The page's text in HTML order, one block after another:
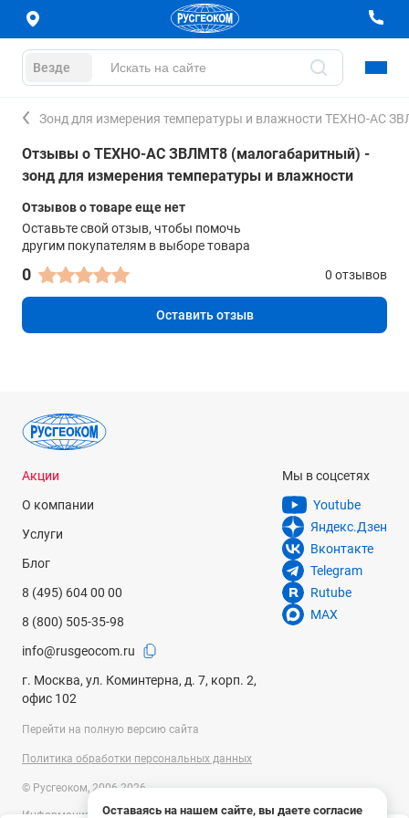
Везде
Зонд для измерения температуры и влажности ТЕХНО-АС
Отзывы о ТЕХНО-АС ЗВЛМТ8 (малогабаритный) -
зонд для измерения температуры и влажности
Отзывов о товаре еще нет
Оставьте свой отзыв, чтобы помочь
другим покупателям в выборе товара
0 0 отзывов
Оставить отзыв
Оставаясь на нашем сайте, вы даете согласие
Акции
О компании
Услуги
Блог
8 (495) 604 00 00
8 (800) 505-35-98
info@rusgeocom.ru
г. Москва, ул. Коминтерна, д. 7, корп. 2,
офис 102
Мы в соцсетях
Youtube
Яндекс.Дзен
Вконтакте
Telegram
Rutube
MAX
Перейти на полную версию сайта
Политика обработки персональных данных
© Русгеоком, 2006-2026
Информация на сайте носит справочный характер и не является